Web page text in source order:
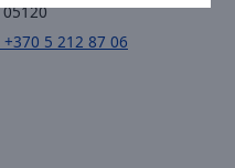
5 212 87 06